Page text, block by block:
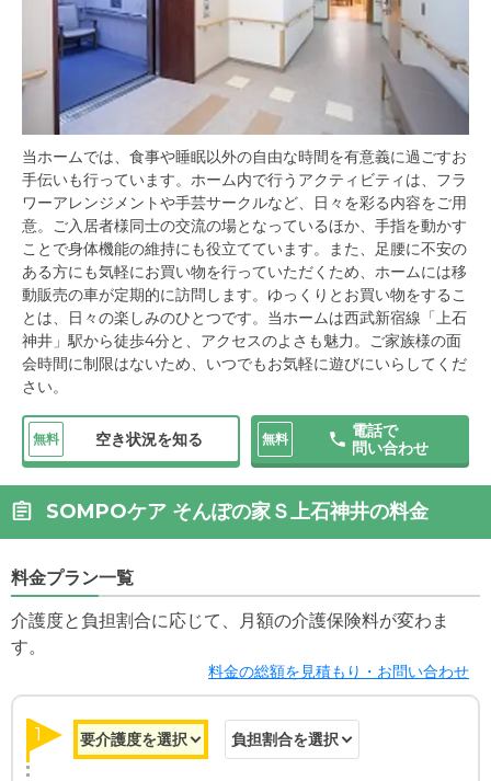
当ホームでは、食事や睡眠以外の自由な時間を有意義に過ごすお
手伝いも行っています。ホーム内で行うアクティビティは、フラ
ワーアレンジメントや手芸サークルなど、日々を彩る内容をご用
意。ご入居者様同士の交流の場となっているほか、手指を動かす
ことで身体機能の維持にも役立てています。また、足腰に不安の
ある方にも気軽にお買い物を行っていただくため、ホームには移
動販売の車が定期的に訪問します。ゆっくりとお買い物をするこ
とは、日々の楽しみのひとつです。当ホームは西武新宿線「上石
神井」駅から徒歩4分と、アクセスのよさも魅力。ご家族様の面
会時間に制限はないため、いつでもお気軽に遊びにいらしてくだ
さい。
無料 空き状況を知る 無料
電話で
問い合わせ
SOMPOケア そんぽの家Ｓ上石神井の料金
料金プラン一覧
介護度と負担割合に応じて、月額の介護保険料が変わま
す。
料金の総額を見積もり・お問い合わせ
1